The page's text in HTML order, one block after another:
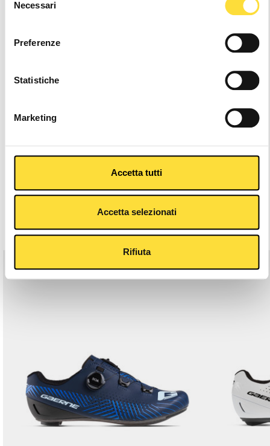
delNecessari
Preferenze
Statistiche
Marketing
Accetta tutti
Accetta selezionati
Rifiuta
Other Colors
Description
Related Products